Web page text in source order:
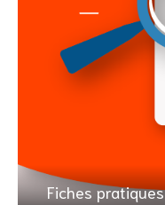
Fiches pratiques